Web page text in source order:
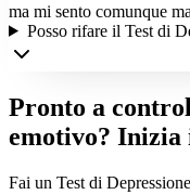
ma mi sento comunque
Posso rifare il Test di
Pronto a
emotivo? Inizia
Fai un Test di